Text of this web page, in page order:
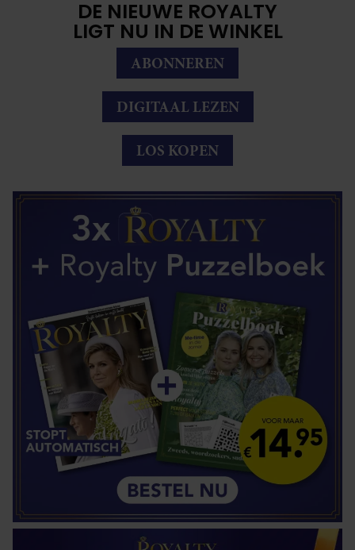
DE NIEUWE ROYALTY
LIGT NU IN DE WINKEL
ABONNEREN
DIGITAAL LEZEN
LOS KOPEN